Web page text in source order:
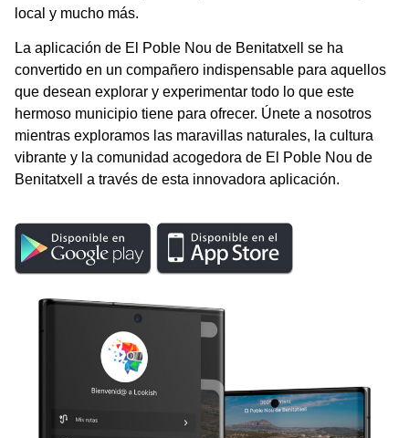
local y mucho más.
La aplicación de El Poble Nou de Benitatxell se ha
convertido en un compañero indispensable para aquellos
que desean explorar y experimentar todo lo que este
hermoso municipio tiene para ofrecer. Únete a nosotros
mientras exploramos las maravillas naturales, la cultura
vibrante y la comunidad acogedora de El Poble Nou de
Benitatxell a través de esta innovadora aplicación.